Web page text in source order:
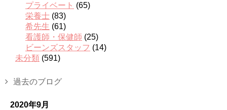
プライベート (65)
栄養士 (83)
希先生 (61)
看護師・保健師 (25)
ビーンズスタッフ (14)
未分類 (591)
過去のブログ
2020年9月